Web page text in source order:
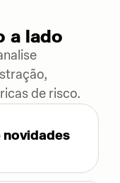
a lado
de risco.
novidades